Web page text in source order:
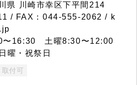
川崎市幸区下平間214
/ FAX：044-555-2062 / k
〜16:30 土曜8:30〜12:00
曜・祝祭日
取付可